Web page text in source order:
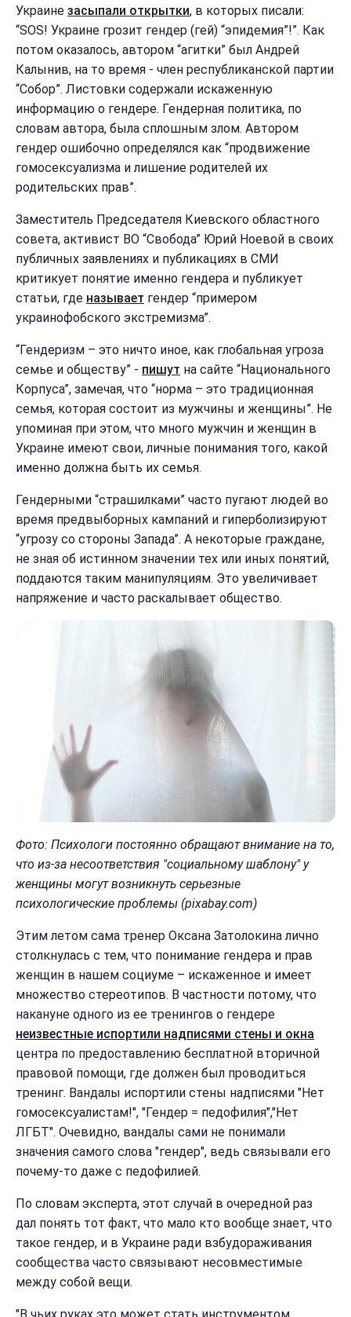
Украине засыпали открытки, в которых писали:
“SOS! Украине грозит гендер (гей) “эпидемия”!”. Как
потом оказалось, автором “агитки” был Андрей
Калынив, на то время - член республиканской партии
“Собор”. Листовки содержали искаженную
информацию о гендере. Гендерная политика, по
словам автора, была сплошным злом. Автором
гендер ошибочно определялся как “продвижение
гомосексуализма и лишение родителей их
родительских прав”.
Заместитель Председателя Киевского областного
совета, активист ВО “Свобода” Юрий Ноевой в своих
публичных заявлениях и публикациях в СМИ
критикует понятие именно гендера и публикует
статьи, где называет гендер “примером
украинофобского экстремизма”.
“Гендеризм – это ничто иное, как глобальная угроза
семье и обществу” - пишут на сайте “Национального
Корпуса”, замечая, что “норма – это традиционная
семья, которая состоит из мужчины и женщины”. Не
упоминая при этом, что много мужчин и женщин в
Украине имеют свои, личные понимания того, какой
именно должна быть их семья.
Гендерными “страшилками” часто пугают людей во
время предвыборных кампаний и гиперболизируют
“угрозу со стороны Запада”. А некоторые граждане,
не зная об истинном значении тех или иных понятий,
поддаются таким манипуляциям. Это увеличивает
напряжение и часто раскалывает общество.
Фото: Психологи постоянно обращают внимание на то,
что из-за несоответствия "социальному шаблону" у
женщины могут возникнуть серьезные
психологические проблемы (pixabay.com)
Этим летом сама тренер Оксана Затолокина лично
столкнулась с тем, что понимание гендера и прав
женщин в нашем социуме – искаженное и имеет
множество стереотипов. В частности потому, что
накануне одного из ее тренингов о гендере
неизвестные испортили надписями стены и окна
центра по предоставлению бесплатной вторичной
правовой помощи, где должен был проводиться
тренинг. Вандалы испортили стены надписями "Нет
гомосексуалистам!", "Гендер = педофилия","Нет
ЛГБТ". Очевидно, вандалы сами не понимали
значения самого слова "гендер", ведь связывали его
почему-то даже с педофилией.
По словам эксперта, этот случай в очередной раз
дал понять тот факт, что мало кто вообще знает, что
такое гендер, и в Украине ради взбудораживания
сообщества часто связывают несовместимые
между собой вещи.